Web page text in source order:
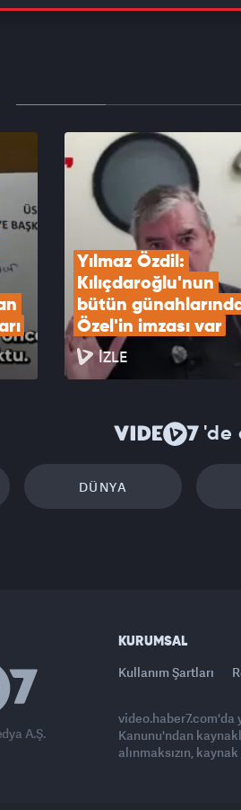
Özgür Özel'in rüşvet aldığını
Çiçek'i desteklediği sözleri
Yılmaz Özdil:
Kılıçdaroğlu'nun
bütün
Özel'in imzası var
İZLE
'de
DÜNYA
A.Ş.
KURUMSAL
Kullanım Şartları
video.haber7.com'da
Kanunu'ndan
alınmaksızın,